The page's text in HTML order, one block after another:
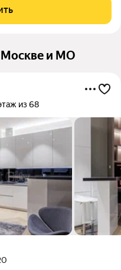
такси. 1й Южный»
Москве и МО
из 68